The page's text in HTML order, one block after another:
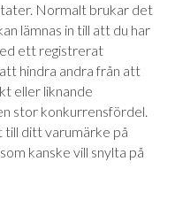
Normalt brukar det
lämnas in till att du har
ett registrerat
hindra andra från att
eller liknande
stor konkurrensfördel.
till ditt varumärke på
kanske vill snylta på